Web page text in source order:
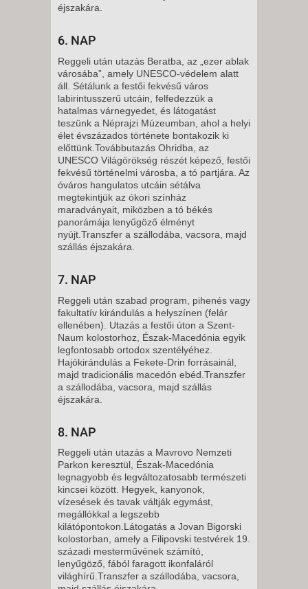
éjszakára.
6. NAP
Reggeli után utazás Beratba, az „ezer ablak
városába”, amely UNESCO-védelem alatt
áll. Sétálunk a festői fekvésű város
labirintusszerű utcáin, felfedezzük a
hatalmas várnegyedet, és látogatást
teszünk a Néprajzi Múzeumban, ahol a helyi
élet évszázados története bontakozik ki
előttünk.Továbbutazás Ohridba, az
UNESCO Világörökség részét képező, festői
fekvésű történelmi városba, a tó partjára. Az
óváros hangulatos utcáin sétálva
megtekintjük az ókori színház
maradványait, miközben a tó békés
panorámája lenyűgöző élményt
nyújt.Transzfer a szállodába, vacsora, majd
szállás éjszakára.
7. NAP
Reggeli után szabad program, pihenés vagy
fakultatív kirándulás a helyszínen (felár
ellenében). Utazás a festői úton a Szent-
Naum kolostorhoz, Észak-Macedónia egyik
legfontosabb ortodox szentélyéhez.
Hajókirándulás a Fekete-Drin forrásainál,
majd tradicionális macedón ebéd.Transzfer
a szállodába, vacsora, majd szállás
éjszakára.
8. NAP
Reggeli után utazás a Mavrovo Nemzeti
Parkon keresztül, Észak-Macedónia
legnagyobb és legváltozatosabb természeti
kincsei között. Hegyek, kanyonok,
vízesések és tavak váltják egymást,
megállókkal a legszebb
kilátópontokon.Látogatás a Jovan Bigorski
kolostorban, amely a Filipovski testvérek 19.
századi mesterművének számító,
lenyűgöző, fából faragott ikonfaláról
világhírű.Transzfer a szállodába, vacsora,